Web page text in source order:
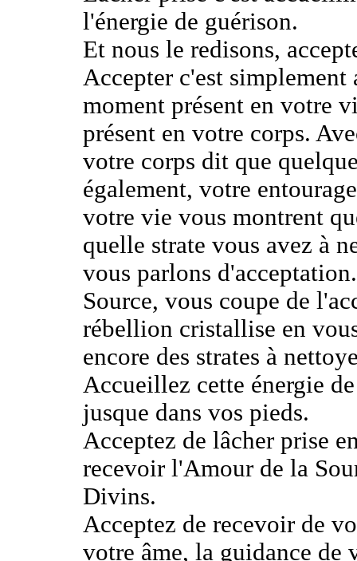
l'énergie de guérison.
Et nous le redisons,
Accepter c'est
moment présent en votre
présent en votre corps.
votre corps dit que
également, votre
votre vie vous montrent
quelle strate vous avez à
vous parlons
Source, vous coupe de
rébellion cristallise en
encore des strates à
Accueillez cette énergie
jusque dans vos pieds.
Acceptez de lâcher prise
recevoir l'Amour de la
Divins.
Acceptez de recevoir de
votre âme, la guidance de